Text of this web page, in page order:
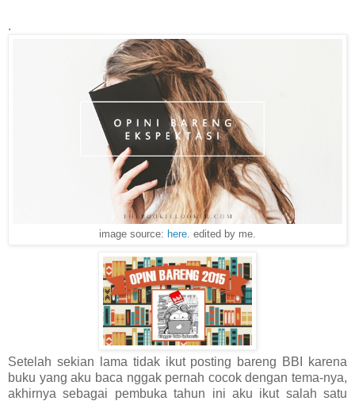
.
image source: here. edited by me.
Setelah sekian lama tidak ikut posting bareng BBI karena
buku yang aku baca nggak pernah cocok dengan tema-nya,
akhirnya sebagai pembuka tahun ini aku ikut salah satu